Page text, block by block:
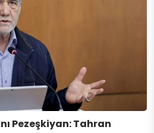
Pezeşkiyan: Tahran